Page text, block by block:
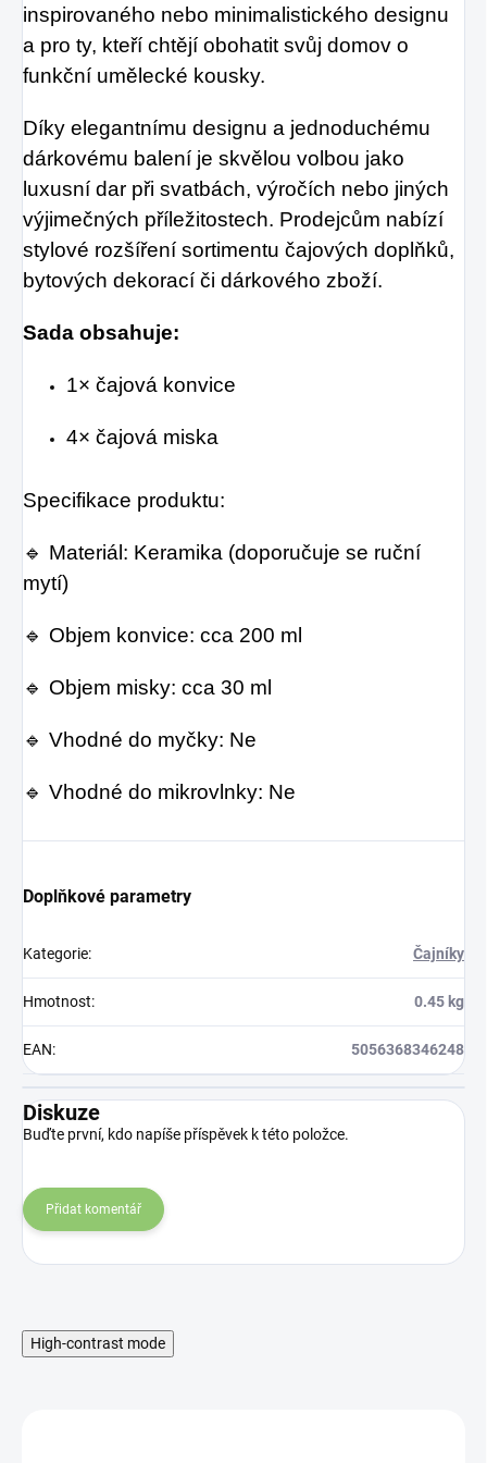
inspirovaného nebo minimalistického designu
a pro ty, kteří chtějí obohatit svůj domov o
funkční umělecké kousky.
Díky elegantnímu designu a jednoduchému
dárkovému balení je skvělou volbou jako
luxusní dar při svatbách, výročích nebo jiných
výjimečných příležitostech. Prodejcům nabízí
stylové rozšíření sortimentu čajových doplňků,
bytových dekorací či dárkového zboží.
Sada obsahuje:
1× čajová konvice
4× čajová miska
Specifikace produktu:
🔹 Materiál: Keramika (doporučuje se ruční
mytí)
🔹 Objem konvice: cca 200 ml
🔹 Objem misky: cca 30 ml
🔹 Vhodné do myčky: Ne
🔹 Vhodné do mikrovlnky: Ne
Doplňkové parametry
Kategorie: Čajníky
Hmotnost: 0.45 kg
EAN: 5056368346248
Diskuze
Buďte první, kdo napíše příspěvek k této položce.
Přidat komentář
High-contrast mode